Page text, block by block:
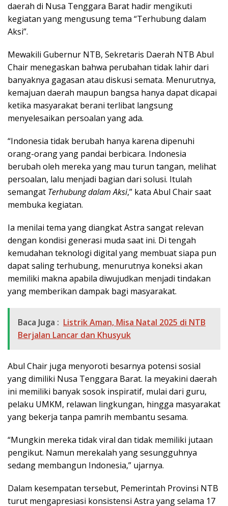
daerah di Nusa Tenggara Barat hadir mengikuti
kegiatan yang mengusung tema “Terhubung dalam
Aksi”.
Mewakili Gubernur NTB, Sekretaris Daerah NTB Abul
Chair menegaskan bahwa perubahan tidak lahir dari
banyaknya gagasan atau diskusi semata. Menurutnya,
kemajuan daerah maupun bangsa hanya dapat dicapai
ketika masyarakat berani terlibat langsung
menyelesaikan persoalan yang ada.
“Indonesia tidak berubah hanya karena dipenuhi
orang-orang yang pandai berbicara. Indonesia
berubah oleh mereka yang mau turun tangan, melihat
persoalan, lalu menjadi bagian dari solusi. Itulah
semangat Terhubung dalam Aksi,” kata Abul Chair saat
membuka kegiatan.
Ia menilai tema yang diangkat Astra sangat relevan
dengan kondisi generasi muda saat ini. Di tengah
kemudahan teknologi digital yang membuat siapa pun
dapat saling terhubung, menurutnya koneksi akan
memiliki makna apabila diwujudkan menjadi tindakan
yang memberikan dampak bagi masyarakat.
Baca Juga : Listrik Aman, Misa Natal 2025 di NTB
Berjalan Lancar dan Khusyuk
Abul Chair juga menyoroti besarnya potensi sosial
yang dimiliki Nusa Tenggara Barat. Ia meyakini daerah
ini memiliki banyak sosok inspiratif, mulai dari guru,
pelaku UMKM, relawan lingkungan, hingga masyarakat
yang bekerja tanpa pamrih membantu sesama.
“Mungkin mereka tidak viral dan tidak memiliki jutaan
pengikut. Namun merekalah yang sesungguhnya
sedang membangun Indonesia,” ujarnya.
Dalam kesempatan tersebut, Pemerintah Provinsi NTB
turut mengapresiasi konsistensi Astra yang selama 17